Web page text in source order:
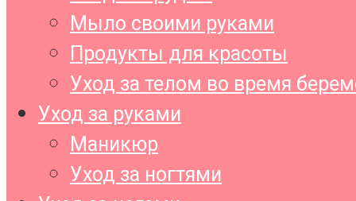
Мыло своими руками
Продукты для красоты
Уход за телом во время
Уход за руками
Маникюр
Уход за ногтями